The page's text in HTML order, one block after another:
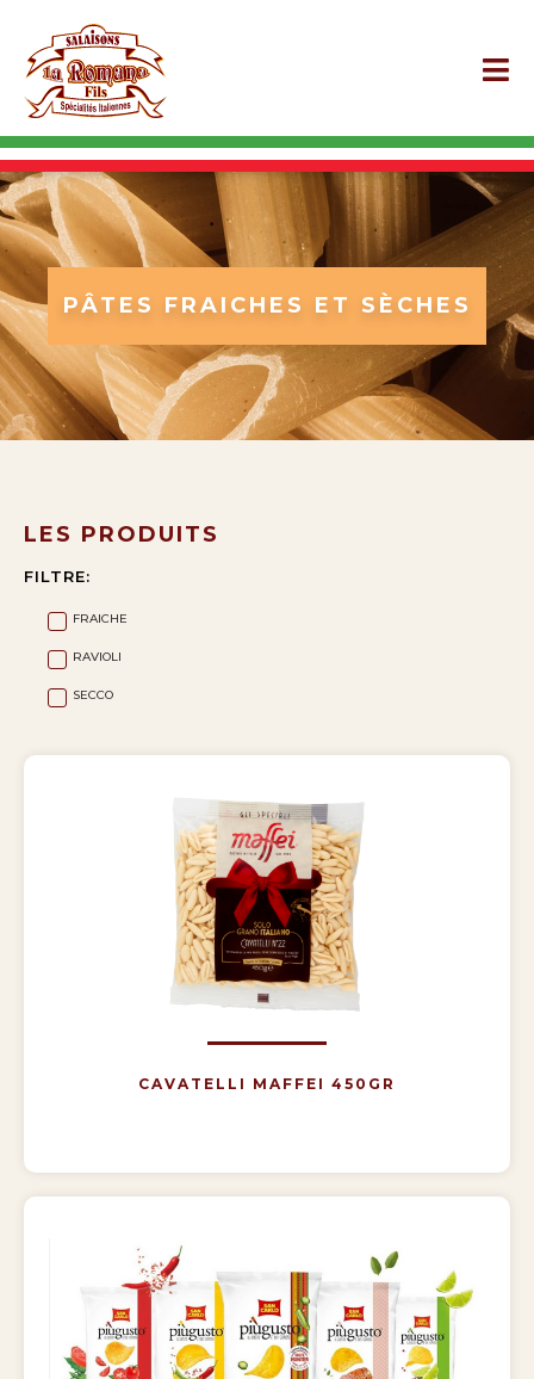
PÂTES FRAICHES ET SÈCHES
LES PRODUITS
FILTRE:
FRAICHE
RAVIOLI
SECCO
CAVATELLI MAFFEI 450GR